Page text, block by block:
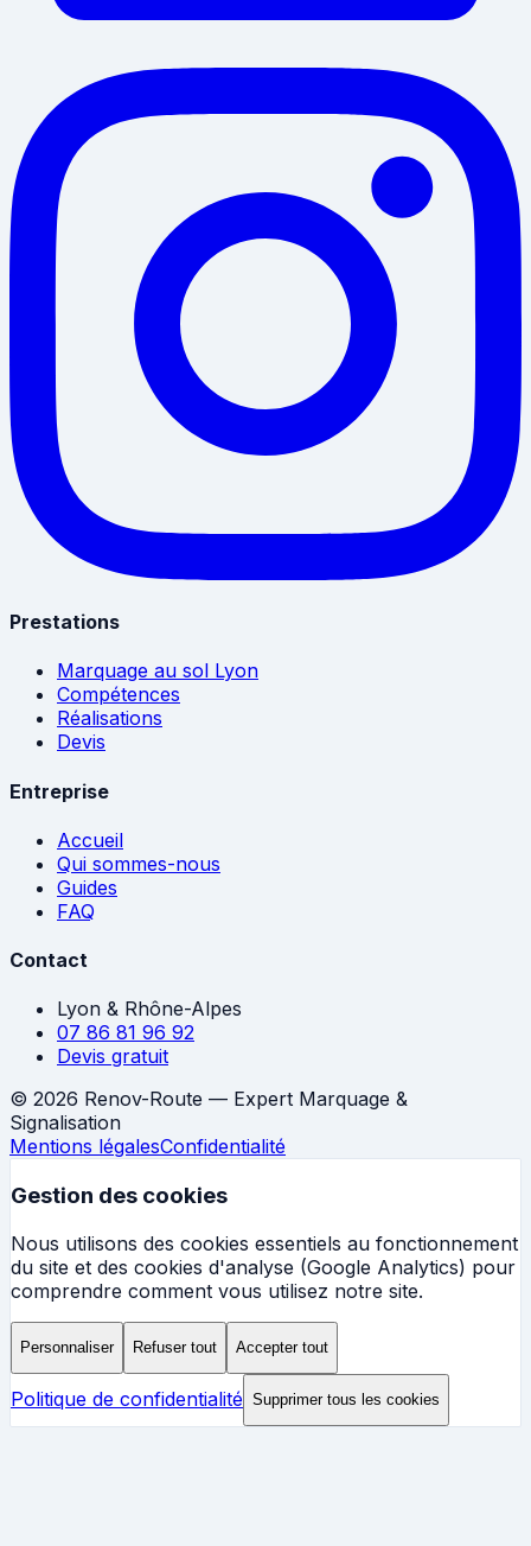
Prestations
Marquage au sol Lyon
Compétences
Réalisations
Devis
Entreprise
Accueil
Qui sommes-nous
Guides
FAQ
Contact
Lyon & Rhône-Alpes
07 86 81 96 92
Devis gratuit
© 2026 Renov-Route — Expert Marquage &
Signalisation
Mentions légalesConfidentialité
Gestion des cookies
Nous utilisons des cookies essentiels au fonctionnement
du site et des cookies d'analyse (Google Analytics) pour
comprendre comment vous utilisez notre site.
Personnaliser Refuser tout Accepter tout
Politique de confidentialité Supprimer tous les cookies